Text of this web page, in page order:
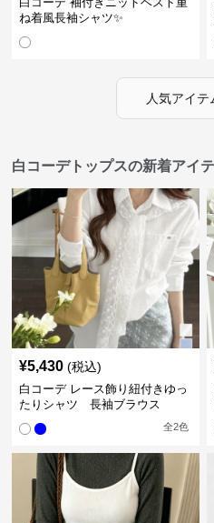
ね着風長袖シャツ✨
人気アイテ
白コーデトップスの新着アイ
¥5,430 (税込)
白コーデ レース飾り紐付きゆっ
たりシャツ 長袖ブラウス
全2色